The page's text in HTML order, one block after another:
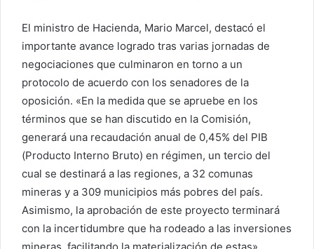
El ministro de Hacienda, Mario Marcel, destacó el
importante avance logrado tras varias jornadas de
negociaciones que culminaron en torno a un
protocolo de acuerdo con los senadores de la
oposición. «En la medida que se apruebe en los
términos que se han discutido en la Comisión,
generará una recaudación anual de 0,45% del PIB
(Producto Interno Bruto) en régimen, un tercio del
cual se destinará a las regiones, a 32 comunas
mineras y a 309 municipios más pobres del país.
Asimismo, la aprobación de este proyecto terminará
con la incertidumbre que ha rodeado a las inversiones